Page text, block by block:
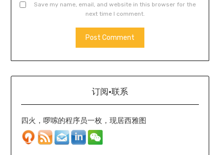
Save my name, email, and website in this browser for the
next time I comment.
订阅·联系
四火，啰嗦的程序员一枚，现居西雅图